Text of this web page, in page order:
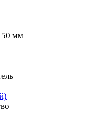
мм